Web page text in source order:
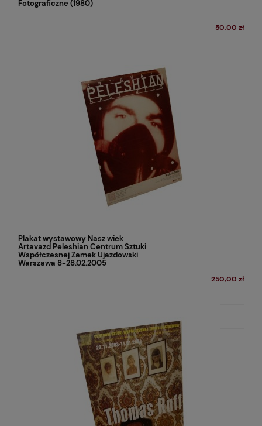
Fotograficzne (1980)
50,00 zł
Plakat wystawowy Nasz wiek
Artavazd Peleshian Centrum Sztuki
Współczesnej Zamek Ujazdowski
Warszawa 8-28.02.2005
250,00 zł